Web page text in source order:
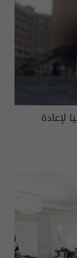
لإعادة